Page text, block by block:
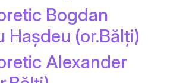
Bogdan
Hașdeu (or.Bălți)
Alexander